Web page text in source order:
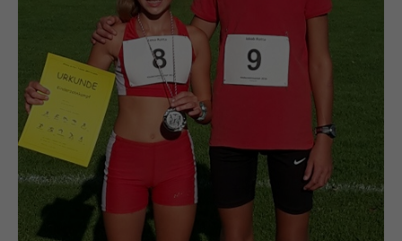
About us
Lorem ipsum dolor sit amet, consectetuer adipiscing elit.
Aenean commodo ligula eget dolor. Aenean massa. Cum
sociis natoque penatibus et magnis dis parturient montes,
nascetur ridiculus mus. Donec quam felis, ultricies nec.